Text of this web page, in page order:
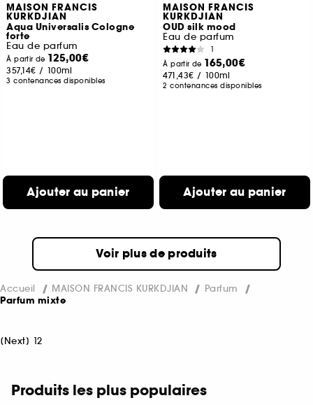
MAISON FRANCIS
KURKDJIAN
Aqua Universalis Cologne
forte
Eau de parfum
À partir de 125,00€
357,14€ / 100ml
3 contenances disponibles
Ajouter au panier
MAISON FRANCIS
KURKDJIAN
OUD silk mood
Eau de parfum
1
À partir de 165,00€
471,43€ / 100ml
2 contenances disponibles
Ajouter au panier
Voir plus de produits
Accueil MAISON FRANCIS KURKDJIAN Parfum
Parfum mixte
[Next] 12
Produits les plus populaires